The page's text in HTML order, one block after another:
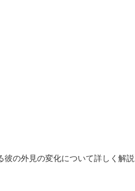
の外見の変化について詳しく解説